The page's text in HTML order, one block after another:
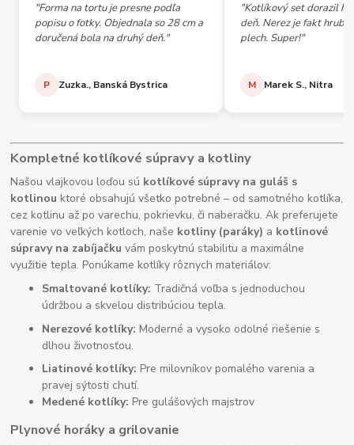
"Forma na tortu je presne podľa
popisu o fotky. Objednala so 28 cm a
doručená bola na druhý deň."
P Zuzka., Banská Bystrica
"Kotlíkový set dorazil
deň. Nerez je fakt
plech. Super!"
M Marek S., Nitra
Kompletné kotlíkové súpravy a kotliny
Našou vlajkovou loďou sú kotlíkové súpravy na guláš s
kotlinou ktoré obsahujú všetko potrebné – od samotného kotlíka,
cez kotlinu až po varechu, pokrievku, či naberačku. Ak preferujete
varenie vo veľkých kotloch, naše kotliny (paráky) a kotlinové
súpravy na zabíjačku vám poskytnú stabilitu a maximálne
využitie tepla. Ponúkame kotlíky rôznych materiálov:
Smaltované kotlíky: Tradičná voľba s jednoduchou
údržbou a skvelou distribúciou tepla.
Nerezové kotlíky: Moderné a vysoko odolné riešenie s
dlhou životnosťou.
Liatinové kotlíky: Pre milovníkov pomalého varenia a
pravej sýtosti chutí.
Medené kotlíky: Pre gulášových majstrov
Plynové horáky a grilovanie